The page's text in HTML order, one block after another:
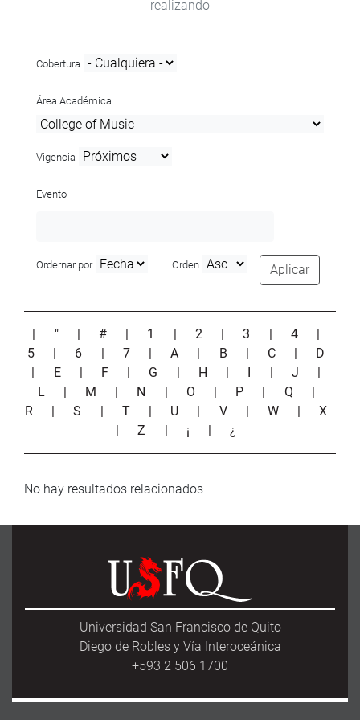
realizando
Cobertura
Área Académica
Vigencia
Evento
Ordernar por Orden Aplicar
| " | # | 1 | 2 |3 | 4
|
5
| 6 | 7 |A | B | C | D
| E | F | G | H | I | J
|
L
| M | N | O | P | Q
|
R
|S | T | U | V |W |X
|Z | ¡ |¿
No hay resultados relacionados
Universidad San Francisco de Quito
Diego de Robles y Vía Interoceánica
+593 2 506 1700